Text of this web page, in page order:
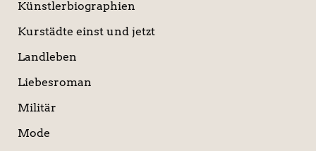
Künstlerbiographien
Kurstädte einst und jetzt
Landleben
Liebesroman
Militär
Mode